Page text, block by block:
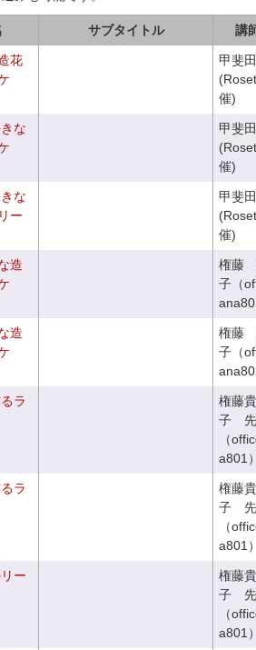
サブタイトル 講
花
甲斐
催)
な
甲斐
催)
な
ー
甲斐
催)
造
権藤
子（
造
権藤
子（
ラ
権藤
子 先
（
a801）
ラ
権藤
子 先
（
a801）
ー
権藤
子 先
（
a801）